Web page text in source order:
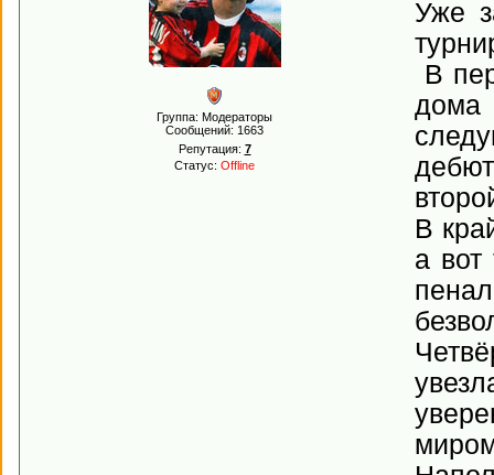
Группа: Модераторы
Сообщений: 1663
Репутация: 7
Статус: Offline
Уже
В
дома
В
а вот